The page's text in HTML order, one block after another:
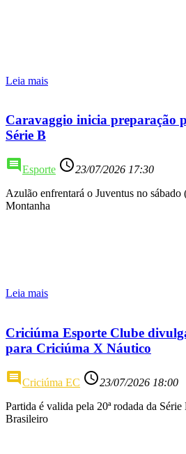
Leia mais
Caravaggio inicia preparação
Série B
comment Esporte access_time23/07/2026 17:30
Azulão enfrentará o Juventus no sábado
Montanha
Leia mais
Criciúma Esporte Clube
para Criciúma X Náutico
commentCriciúma EC access_time23/07/2026 18:00
Partida é valida pela 20ª rodada da
Brasileiro